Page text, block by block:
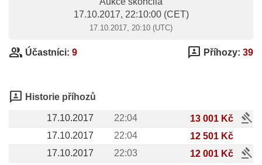
17.10.2017, 22:10:00(CET)
17.10.2017, 20:10 (UTC)
group Účastníci: 9 3p Příhozy: 39
3p Historie příhozů
17.10.2017 22:04 13 001 Kč gavel
17.10.2017 22:04
12 501 Kč
17.10.2017
22:03 12 001 Kč gavel